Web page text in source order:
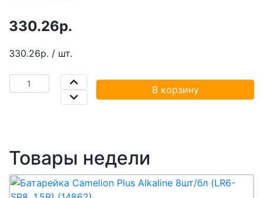
330.26р.
330.26р. / шт.
В корзину
Товары недели